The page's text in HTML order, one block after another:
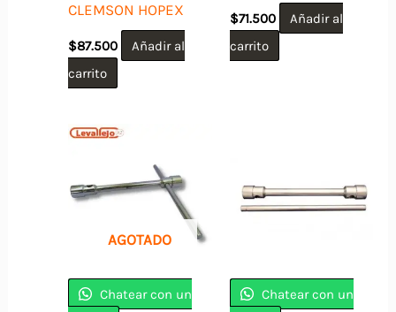
CLEMSON HOPEX
$87.500
Añadir al
carrito
$71.500
Añadir al
carrito
AGOTADO
Chatear con un
Chatear con un